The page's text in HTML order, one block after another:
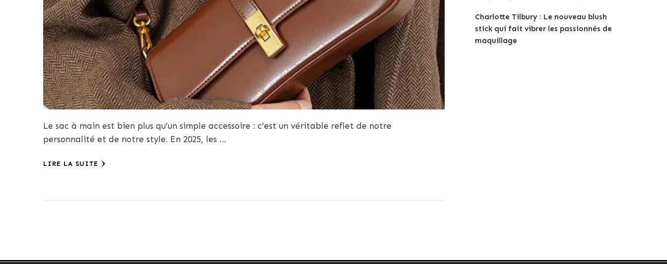
Le sac à main est bien plus qu’un simple accessoire : c’est un véritable reflet de notre
personnalité et de notre style. En 2025, les …
LIRE LA SUITE
Charlotte Tilbury : Le nouveau blush
stick qui fait vibrer les passionnés de
maquillage